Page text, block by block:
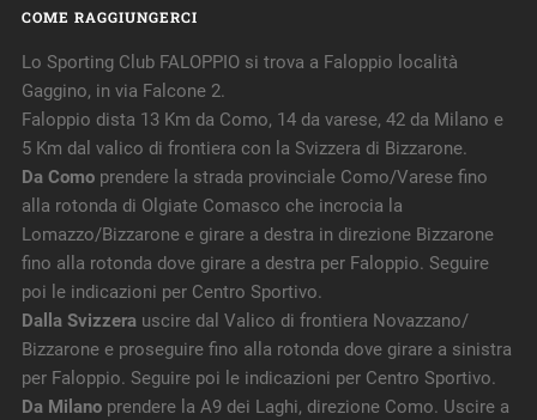
COME RAGGIUNGERCI
Lo Sporting Club FALOPPIO si trova a Faloppio località
Gaggino, in via Falcone 2.
Faloppio dista 13 Km da Como, 14 da varese, 42 da Milano e
5 Km dal valico di frontiera con la Svizzera di Bizzarone.
Da Comoprendere la strada provinciale Como/Varese fino
alla rotonda di Olgiate Comasco che incrocia la
Lomazzo/Bizzarone e girare a destra in direzione Bizzarone
fino alla rotonda dove girare a destra per Faloppio. Seguire
poi le indicazioni per Centro Sportivo.
Dalla Svizzerauscire dal Valico di frontiera Novazzano/
Bizzarone e proseguire fino alla rotonda dove girare a sinistra
per Faloppio. Seguire poi le indicazioni per Centro Sportivo.
Da Milanoprendere la A9 dei Laghi, direzione Como. Uscire a